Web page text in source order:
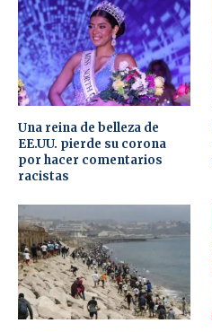
Una reina de belleza de
EE.UU. pierde su corona
por hacer comentarios
racistas